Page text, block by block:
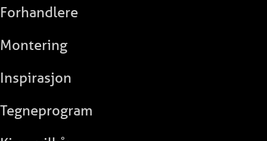
Forhandlere
Montering
Inspirasjon
Tegneprogram